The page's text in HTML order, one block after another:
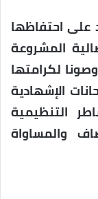
على احتفاظها
المشروعة
لكرامتها
الإشهادية
التنظيمية
والمساواة